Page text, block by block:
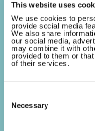
This website uses
We use cookies to
provide social media
We also share
our social media,
may combine it with
provided to them or
of their services.
Selection
Necessary
Amsterdam, 16
Sinterklaasintocht
16 november 2025.
de volledige route,
bijzondere